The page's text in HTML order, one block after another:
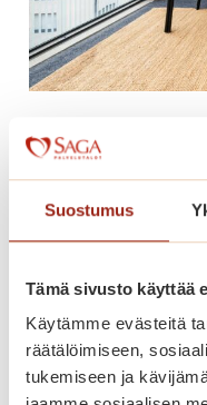
Suostumus
Tämä sivusto käyttää
Käytämme evästeitä
räätälöimiseen,
tukemiseen ja
Olisiko uusi
keskellä?
Katso lisätiedot